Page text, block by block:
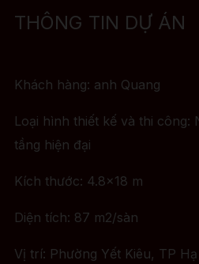
THÔNG TIN DỰ ÁN
Khách hàng: anh Quang
Loại hình thiết kế và thi công:
tầng hiện đại
Kích thước: 4.8×18 m
Diện tích: 87 m2/sàn
Vị trí: Phường Yết Kiêu, TP